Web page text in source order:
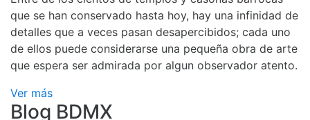
que se han conservado hasta hoy, hay una infinidad de
detalles que a veces pasan desapercibidos; cada uno
de ellos puede considerarse una pequeña obra de arte
que espera ser admirada por algun observador atento.
Ver más
Blog BDMX